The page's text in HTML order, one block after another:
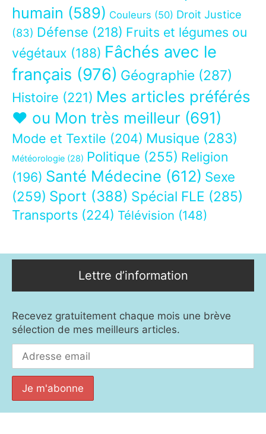
humain (589) Couleurs (50) Droit Justice
(83) Défense (218) Fruits et légumes ou
végétaux (188) Fâchés avec le
français (976) Géographie (287)
Histoire (221) Mes articles préférés
❤ ou Mon très meilleur (691)
Mode et Textile (204) Musique (283)
Météorologie (28) Politique (255) Religion
(196) Santé Médecine (612) Sexe
(259) Sport (388) Spécial FLE (285)
Transports (224) Télévision (148)
Lettre d’information
Recevez gratuitement chaque mois une brève
sélection de mes meilleurs articles.